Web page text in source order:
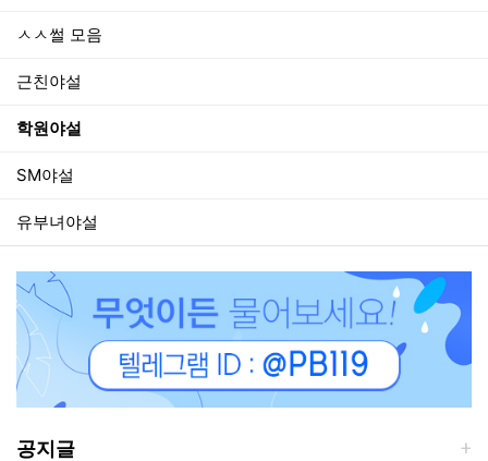
ㅅㅅ썰 모음
근친야설
학원야설
SM야설
유부녀야설
공지글